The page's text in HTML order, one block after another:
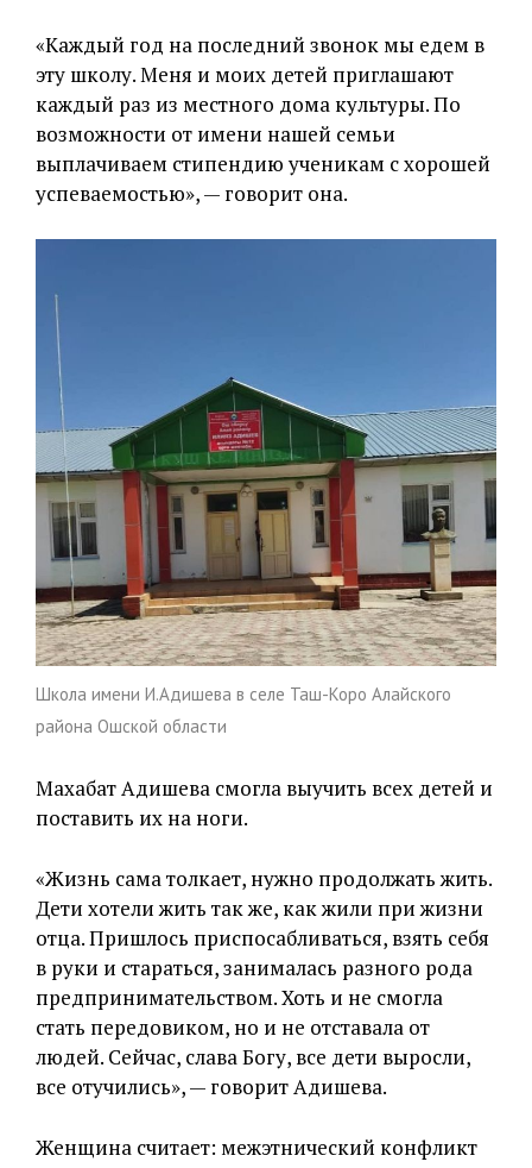
«Каждый год на последний звонок мы едем в
эту школу. Меня и моих детей приглашают
каждый раз из местного дома культуры. По
возможности от имени нашей семьи
выплачиваем стипендию ученикам с хорошей
успеваемостью», — говорит она.
Школа имени И.Адишева в селе Таш-Коро Алайского
района Ошской области
Махабат Адишева смогла выучить всех детей и
поставить их на ноги.
«Жизнь сама толкает, нужно продолжать жить.
Дети хотели жить так же, как жили при жизни
отца. Пришлось приспосабливаться, взять себя
в руки и стараться, занималась разного рода
предпринимательством. Хоть и не смогла
стать передовиком, но и не отставала от
людей. Сейчас, слава Богу, все дети выросли,
все отучились», — говорит Адишева.
Женщина считает: межэтнический конфликт